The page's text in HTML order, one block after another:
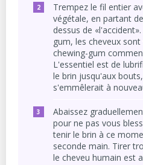
Trempez le fil entier
végétale, en partant
dessus de
gum, les cheveux
chewing-gum
L'essentiel est de
le brin jusqu'aux
s'emmêlerait à
Abaissez
pour ne pas vous
tenir le brin à ce
seconde main. Tirer
le cheveu humain est